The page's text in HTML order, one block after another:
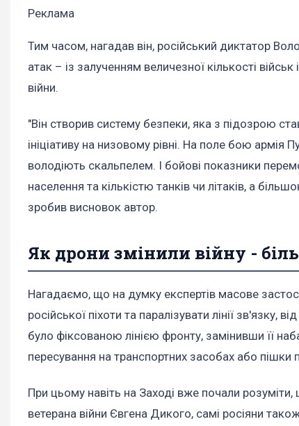
Реклама
Тим часом, нагадав він, російський диктатор
атак – із залученням величезної кількості
війни.
"Він створив систему безпеки, яка з підозрою
ініціативу на низовому рівні. На поле бою
володіють скальпелем. І бойові показники
населення та кількістю танків чи літаків, а
зробив висновок автор.
Як дрони змінили війну -
Нагадаємо, що на думку експертів масове
російської піхоти та паралізувати лінії зв'язку,
було фіксованою лінією фронту, замінивши її
пересування на транспортних засобах або
При цьому навіть на Заході вже почали
ветерана війни Євгена Дикого, самі росіяни